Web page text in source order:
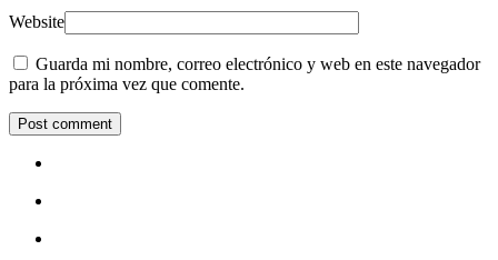
Website
Guarda mi nombre, correo electrónico y web en este navegador
para la próxima vez que comente.